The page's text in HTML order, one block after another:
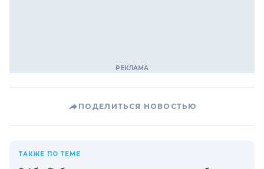
ПОДЕЛИТЬСЯ НОВОСТЬЮ
ТАКЖЕ ПО ТЕМЕ